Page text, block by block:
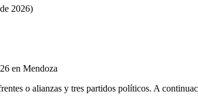
2026)
en Mendoza
o alianzas y tres partidos políticos. A